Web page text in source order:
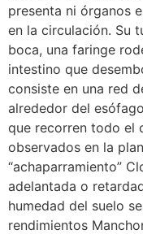
presenta ni órganos
en la circulación. Su
boca, una faringe
intestino que
consiste en una red
alrededor del
que recorren todo el
observados en la
“achaparramiento”
adelantada o
humedad del suelo
rendimientos